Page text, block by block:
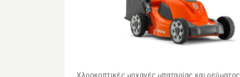
Δείτε
Χλοοκοπτικές μηχανές μπαταρίας και ρεύματος